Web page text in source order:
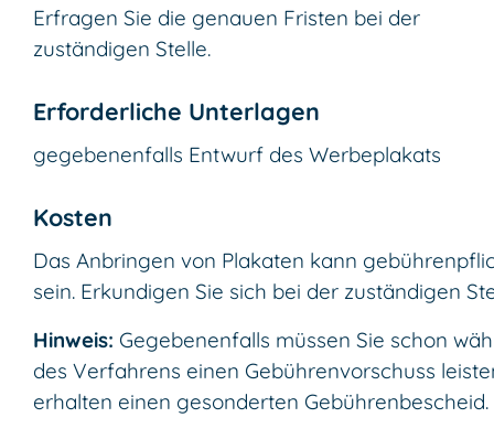
Erfragen Sie die genauen Fristen bei der
zuständigen Stelle.
Erforderliche Unterlagen
gegebenenfalls Entwurf des Werbeplakats
Kosten
Das Anbringen von Plakaten kann
sein. Erkundigen Sie sich bei der zuständigen
Hinweis: Gegebenenfalls müssen Sie schon
des Verfahrens einen Gebührenvorschuss
erhalten einen gesonderten Gebührenbescheid.